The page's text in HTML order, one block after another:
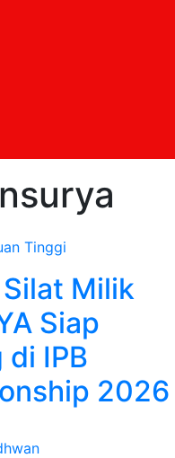
Tinggi
Milik
Siap
di IPB
2026